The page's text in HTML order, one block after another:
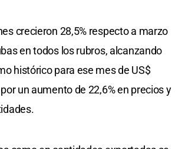
crecieron 28,5% respecto a marzo
en todos los rubros, alcanzando
histórico para ese mes de US$
un aumento de 22,6% en precios y